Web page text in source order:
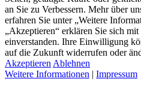
an Sie zu Verbessern. Mehr über
erfahren Sie unter „Weitere
„Akzeptieren“ erklären Sie sich
einverstanden. Ihre Einwilligung
auf die Zukunft widerrufen oder
AkzeptierenAblehnen
Weitere Informationen | Impressum